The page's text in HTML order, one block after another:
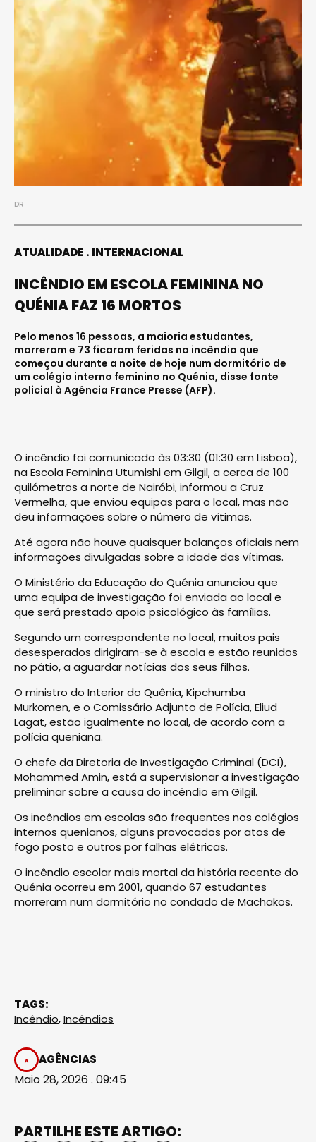
DR
ATUALIDADE INTERNACIONAL
INCÊNDIO EM ESCOLA FEMININA NO
QUÉNIA FAZ 16 MORTOS
Pelo menos 16 pessoas, a maioria estudantes,
morreram e 73 ficaram feridas no incêndio que
começou durante a noite de hoje num dormitório de
um colégio interno feminino no Quénia, disse fonte
policial à Agência France Presse (AFP).
O incêndio foi comunicado às 03:30 (01:30 em Lisboa),
na Escola Feminina Utumishi em Gilgil, a cerca de 100
quilómetros a norte de Nairóbi, informou a Cruz
Vermelha, que enviou equipas para o local, mas não
deu informações sobre o número de vítimas.
Até agora não houve quaisquer balanços oficiais nem
informações divulgadas sobre a idade das vítimas.
O Ministério da Educação do Quénia anunciou que
uma equipa de investigação foi enviada ao local e
que será prestado apoio psicológico às famílias.
Segundo um correspondente no local, muitos pais
desesperados dirigiram-se à escola e estão reunidos
no pátio, a aguardar notícias dos seus filhos.
O ministro do Interior do Quênia, Kipchumba
Murkomen, e o Comissário Adjunto de Polícia, Eliud
Lagat, estão igualmente no local, de acordo com a
polícia queniana.
O chefe da Diretoria de Investigação Criminal (DCI),
Mohammed Amin, está a supervisionar a investigação
preliminar sobre a causa do incêndio em Gilgil.
Os incêndios em escolas são frequentes nos colégios
internos quenianos, alguns provocados por atos de
fogo posto e outros por falhas elétricas.
O incêndio escolar mais mortal da história recente do
Quénia ocorreu em 2001, quando 67 estudantes
morreram num dormitório no condado de Machakos.
TAGS:
Incêndio,Incêndios
AGÊNCIAS
Maio 28, 2026 . 09:45
PARTILHE ESTE ARTIGO: